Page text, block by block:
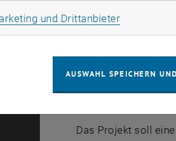
Eine Internet-
die mit dem Internet
Chatrooms
verschiedene
Das Projekt soll
und DrittanbieterMarketing
AUSWAHL SPEICHERN